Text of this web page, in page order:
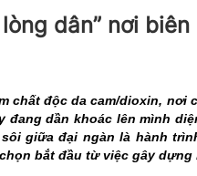
HỒ RA ĐI
NĂM NGÀY
VŨ TRANG
- 15/10/2020)
dân” nơi biên
chất độc da cam/dioxin, nơi
đang dần khoác lên mình
giữa đại ngàn là hành
bắt đầu từ việc gây